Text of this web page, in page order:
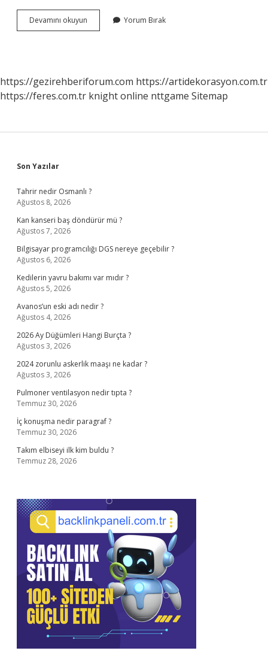
Devamını okuyun
Mi
Yorum Bırak
https://gezirehberiforum.com https://artidekorasyon.com.tr
https://feres.com.tr knight online nttgame Sitemap
Sidebar
Son Yazılar
Tahrir nedir Osmanlı ?
Ağustos 8, 2026
Kan kanseri baş döndürür mü ?
Ağustos 7, 2026
Bilgisayar programcılığı DGS nereye geçebilir ?
Ağustos 6, 2026
Kedilerin yavru bakımı var mıdır ?
Ağustos 5, 2026
Avanos’un eski adı nedir ?
Ağustos 4, 2026
2026 Ay Düğümleri Hangi Burçta ?
Ağustos 3, 2026
2024 zorunlu askerlik maaşı ne kadar ?
Ağustos 3, 2026
Pulmoner ventilasyon nedir tıpta ?
Temmuz 30, 2026
İç konuşma nedir paragraf ?
Temmuz 30, 2026
Takım elbiseyi ilk kim buldu ?
Temmuz 28, 2026